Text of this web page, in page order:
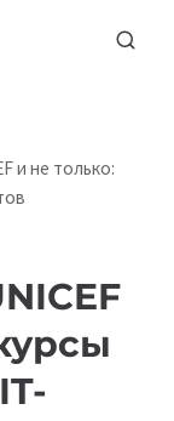
и не только: